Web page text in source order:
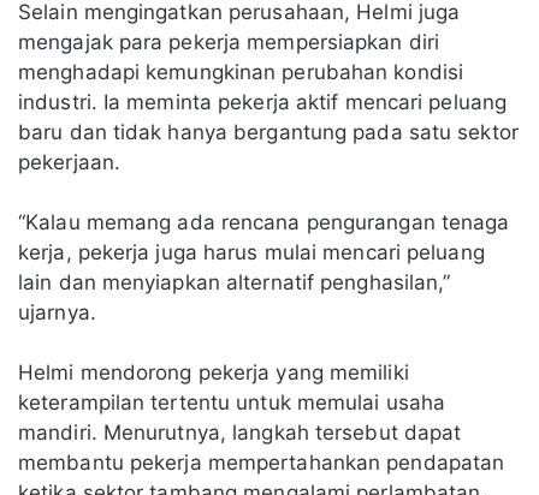
Selain mengingatkan perusahaan, Helmi juga
mengajak para pekerja mempersiapkan diri
menghadapi kemungkinan perubahan kondisi
industri. Ia meminta pekerja aktif mencari peluang
baru dan tidak hanya bergantung pada satu sektor
pekerjaan.
“Kalau memang ada rencana pengurangan tenaga
kerja, pekerja juga harus mulai mencari peluang
lain dan menyiapkan alternatif penghasilan,”
ujarnya.
Helmi mendorong pekerja yang memiliki
keterampilan tertentu untuk memulai usaha
mandiri. Menurutnya, langkah tersebut dapat
membantu pekerja mempertahankan pendapatan